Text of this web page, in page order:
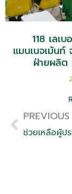
118 เลเ
แมนเนจเม้น
ฝ่ายผลิต
PREVIOUS
ช่วยเหลือผู้ป